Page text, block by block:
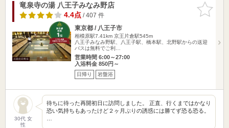
お気に入
りに追加
竜泉寺の湯 八王子みなみ野店
4.4点/ 407 件
東京都 / 八王子市
相模原駅7.41km 京王片倉駅545m
八王子みなみ野駅、八王子駅、橋本駅、北野駅からの送迎
バスは無料でご利…
営業時間 6:00～27:00
入浴料金 850円～
日帰り 岩盤浴
30代 女
性
待ちに待った再開初日に訪問しました。 正直、行くまではかなり
恐い気持ちもあったけど２ヶ月ぶりの誘惑には勝てず恐る恐る。